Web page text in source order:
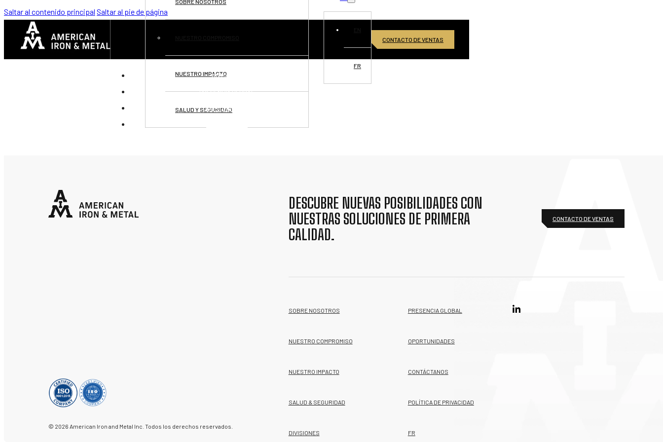
Saltar al contenido principal Saltar al pie de página
NUESTRO IMPACTO
SALUD Y SEGURIDAD
DIVISIONES
PRESENCIA GLOBAL
OPORTUNIDADES
FR
CONTACTO DE VENTAS
DESCUBRE NUEVAS POSIBILIDADES CON
NUESTRAS SOLUCIONES DE PRIMERA
CALIDAD.
CONTACTO DE VENTAS
© 2026 American Iron and Metal Inc. Todos los derechos reservados.
SOBRE NOSOTROS
NUESTRO COMPROMISO
NUESTRO IMPACTO
SALUD & SEGURIDAD
DIVISIONES
PRESENCIA GLOBAL
OPORTUNIDADES
CONTÁCTANOS
POLÍTICA DE PRIVACIDAD
FR